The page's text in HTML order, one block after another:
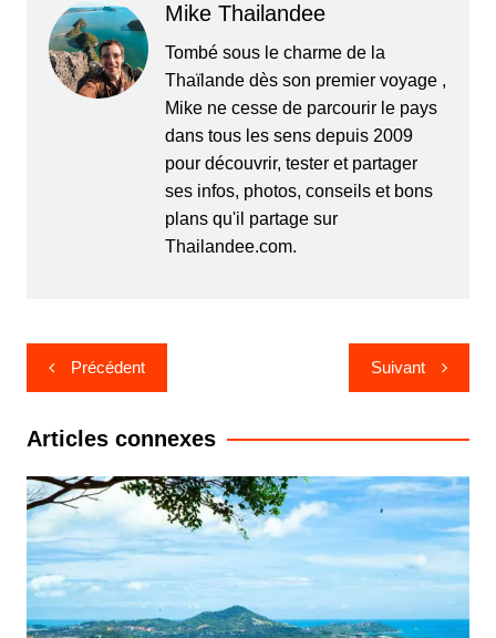
Mike Thailandee
Tombé sous le charme de la
Thaïlande dès son premier voyage ,
Mike ne cesse de parcourir le pays
dans tous les sens depuis 2009
pour découvrir, tester et partager
ses infos, photos, conseils et bons
plans qu'il partage sur
Thailandee.com.
Navigation
de
l’article
Précédent Suivant
Articles connexes